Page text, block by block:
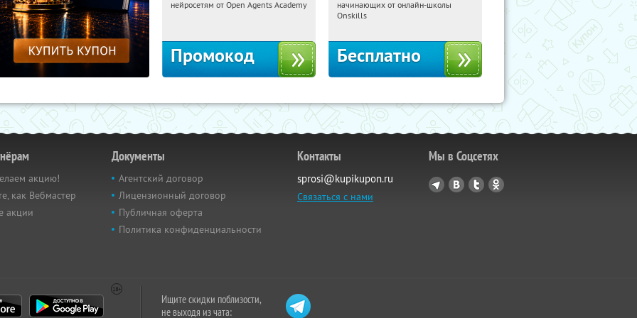
нейросетям от Open Agents Academy
Промокод
Россия
начинающих от онлайн-школы
Onskills
Бесплатно
акцию!
как Вебмастер
акции
Документы
Агентский договор
Лицензионный договор
Публичная оферта
Политика конфиденциальности
Контакты
sprosi@kupikupon.ru
Связаться с нами
Мы в Соцсетях
Ищите скидки поблизости,
не выходя из чата: